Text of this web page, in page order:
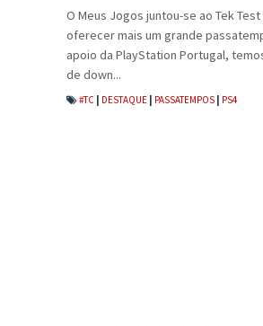
O Meus Jogos juntou-se ao Tek Test
oferecer mais um grande
apoio da PlayStation Portugal,
de down...
#TC DESTAQUE PASSATEMPOS PS4